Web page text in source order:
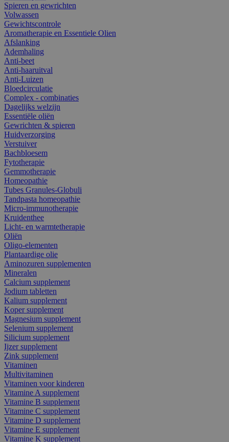
Spieren en gewrichten
Volwassen
Gewichtscontrole
Aromatherapie en Essentiele Olien
Afslanking
Ademhaling
Anti-beet
Anti-haaruitval
Anti-Luizen
Bloedcirculatie
Complex - combinaties
Dagelijks welzijn
Essentiële oliën
Gewrichten & spieren
Huidverzorging
Verstuiver
Bachbloesem
Fytotherapie
Gemmotherapie
Homeopathie
Tubes Granules-Globuli
Tandpasta homeopathie
Micro-immunotherapie
Kruidenthee
Licht- en warmtetherapie
Oliën
Oligo-elementen
Plantaardige olie
Aminozuren supplementen
Mineralen
Calcium supplement
Jodium tabletten
Kalium supplement
Koper supplement
Magnesium supplement
Selenium supplement
Silicium supplement
Ijzer supplement
Zink supplement
Vitaminen
Multivitaminen
Vitaminen voor kinderen
Vitamine A supplement
Vitamine B supplement
Vitamine C supplement
Vitamine D supplement
Vitamine E supplement
Vitamine K supplement